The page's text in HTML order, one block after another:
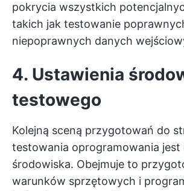
pokrycia wszystkich
takich jak testowanie
niepoprawnych danych
4. Ustawienia
testowego
Kolejną sceną przygotowań do
testowania oprogramowania jest
środowiska. Obejmuje to
warunków sprzętowych i